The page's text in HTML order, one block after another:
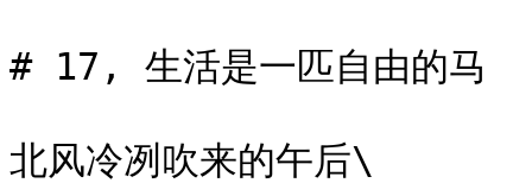
# 17, 生活是一匹自由的马
北风冷冽吹来的午后\